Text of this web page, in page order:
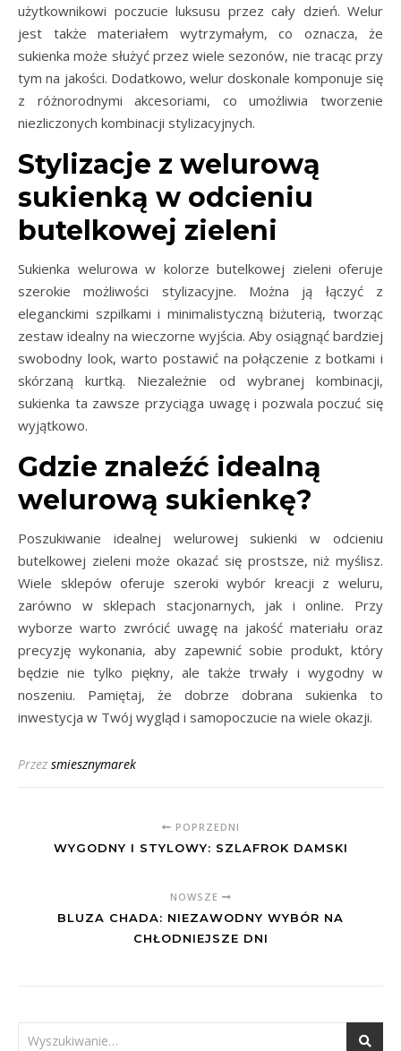
użytkownikowi poczucie luksusu przez cały dzień. Welur
jest także materiałem wytrzymałym, co oznacza, że
sukienka może służyć przez wiele sezonów, nie tracąc przy
tym na jakości. Dodatkowo, welur doskonale komponuje się
z różnorodnymi akcesoriami, co umożliwia tworzenie
niezliczonych kombinacji stylizacyjnych.
Stylizacje z welurową
sukienką w odcieniu
butelkowej zieleni
Sukienka welurowa w kolorze butelkowej zieleni oferuje
szerokie możliwości stylizacyjne. Można ją łączyć z
eleganckimi szpilkami i minimalistyczną biżuterią, tworząc
zestaw idealny na wieczorne wyjścia. Aby osiągnąć bardziej
swobodny look, warto postawić na połączenie z botkami i
skórzaną kurtką. Niezależnie od wybranej kombinacji,
sukienka ta zawsze przyciąga uwagę i pozwala poczuć się
wyjątkowo.
Gdzie znaleźć idealną
welurową sukienkę?
Poszukiwanie idealnej welurowej sukienki w odcieniu
butelkowej zieleni może okazać się prostsze, niż myślisz.
Wiele sklepów oferuje szeroki wybór kreacji z weluru,
zarówno w sklepach stacjonarnych, jak i online. Przy
wyborze warto zwrócić uwagę na jakość materiału oraz
precyzję wykonania, aby zapewnić sobie produkt, który
będzie nie tylko piękny, ale także trwały i wygodny w
noszeniu. Pamiętaj, że dobrze dobrana sukienka to
inwestycja w Twój wygląd i samopoczucie na wiele okazji.
Przez smiesznymarek
POPRZEDNI
WYGODNY I STYLOWY: SZLAFROK DAMSKI
NOWSZE
BLUZA CHADA: NIEZAWODNY WYBÓR NA
CHŁODNIEJSZE DNI